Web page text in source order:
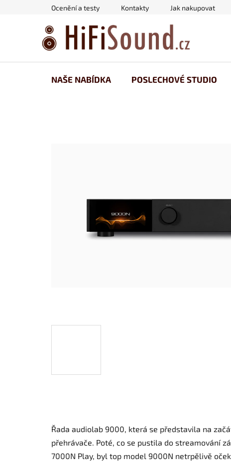
Ocenění a testy Kontakty Jak nakupovat
NAŠE NABÍDKA POSLECHOVÉ STUDIO
Řada audiolab 9000, která se představila na
přehrávače. Poté, co se pustila do streamování
7000N Play, byl top model 9000N netrpělivě